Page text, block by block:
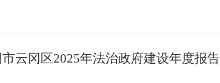
云冈区2025年法治政府建设年度报告